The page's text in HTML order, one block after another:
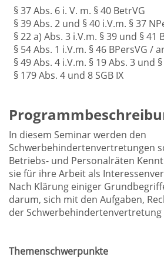
§ 37 Abs. 6 i. V. m. § 40 BetrVG
§ 39 Abs. 2 und § 40 i.V.m. § 37
§ 22 a) Abs. 3 i.V.m. § 39 und § 41
§ 54 Abs. 1 i.V.m. § 46 BPersVG /
§ 49 Abs. 4 i.V.m. § 19 Abs. 3 und
§ 179 Abs. 4 und 8 SGB IX
In diesem Seminar werden den
Schwerbehindertenvertretungen
Betriebs- und Personalräten
sie für ihre Arbeit als
Nach Klärung einiger
darum, sich mit den Aufgaben,
der
Themenschwerpunkte